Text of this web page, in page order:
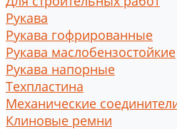
Рукава
Рукава гофрированные
Рукава маслобензостойкие
Рукава напорные
Техпластина
Механические
Клиновые ремни